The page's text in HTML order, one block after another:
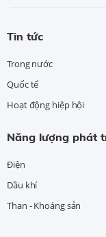
Tin tức
Trong nước
Quốc tế
Hoạt động hiệp hội
Năng lượng phát
Điện
Dầu khí
Than - Khoáng sản